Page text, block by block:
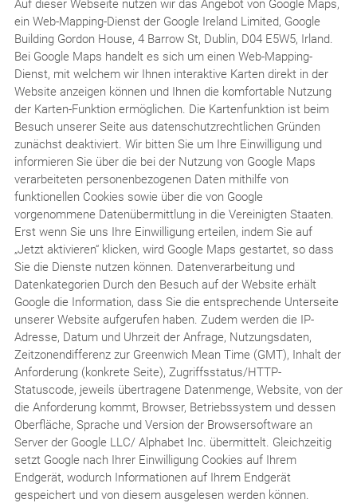
Auf dieser Webseite nutzen wir das Angebot von Google Maps,
ein Web-Mapping-Dienst der Google Ireland Limited, Google
Building Gordon House, 4 Barrow St, Dublin, D04 E5W5, Irland.
Bei Google Maps handelt es sich um einen Web-Mapping-
Dienst, mit welchem wir Ihnen interaktive Karten direkt in der
Website anzeigen können und Ihnen die komfortable Nutzung
der Karten-Funktion ermöglichen. Die Kartenfunktion ist beim
Besuch unserer Seite aus datenschutzrechtlichen Gründen
zunächst deaktiviert. Wir bitten Sie um Ihre Einwilligung und
informieren Sie über die bei der Nutzung von Google Maps
verarbeiteten personenbezogenen Daten mithilfe von
funktionellen Cookies sowie über die von Google
vorgenommene Datenübermittlung in die Vereinigten Staaten.
Erst wenn Sie uns Ihre Einwilligung erteilen, indem Sie auf
„Jetzt aktivieren“ klicken, wird Google Maps gestartet, so dass
Sie die Dienste nutzen können. Datenverarbeitung und
Datenkategorien Durch den Besuch auf der Website erhält
Google die Information, dass Sie die entsprechende Unterseite
unserer Website aufgerufen haben. Zudem werden die IP-
Adresse, Datum und Uhrzeit der Anfrage, Nutzungsdaten,
Zeitzonendifferenz zur Greenwich Mean Time (GMT), Inhalt der
Anforderung (konkrete Seite), Zugriffsstatus/HTTP-
Statuscode, jeweils übertragene Datenmenge, Website, von der
die Anforderung kommt, Browser, Betriebssystem und dessen
Oberfläche, Sprache und Version der Browsersoftware an
Server der Google LLC/ Alphabet Inc. übermittelt. Gleichzeitig
setzt Google nach Ihrer Einwilligung Cookies auf Ihrem
Endgerät, wodurch Informationen auf Ihrem Endgerät
gespeichert und von diesem ausgelesen werden können.